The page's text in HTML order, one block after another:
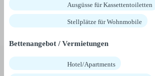
Ausgüsse für Kassettentoiletten
Stellplätze für Wohnmobile
Bettenangebot / Vermietungen
Hotel/Apartments